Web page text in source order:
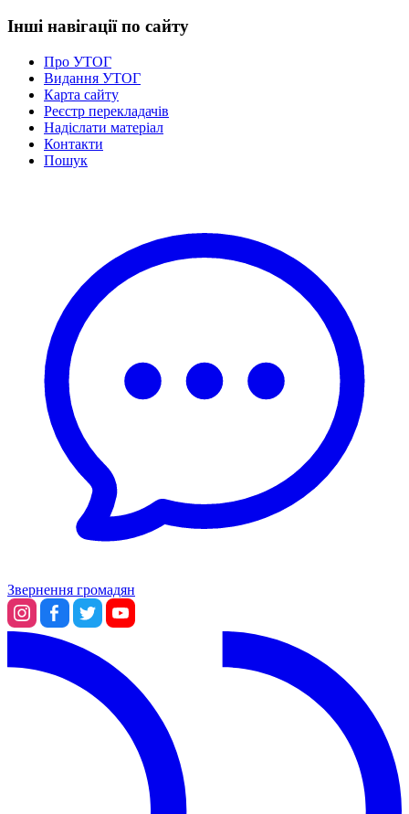
Інші навігації по сайту
Про УТОГ
Видання УТОГ
Карта сайту
Реєстр перекладачів
Надіслати матеріал
Контакти
Пошук
Звернення громадян